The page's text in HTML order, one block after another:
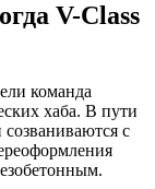
V-Class
команда
хаба. В пути
созваниваются с